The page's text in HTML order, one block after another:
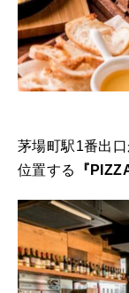
茅場町駅1番出
位置する
『